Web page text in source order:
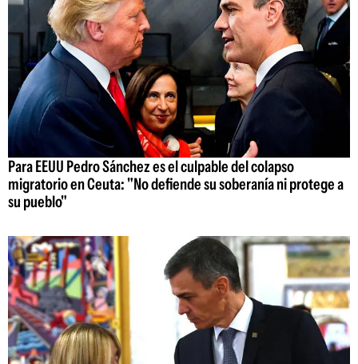
Para EEUU Pedro Sánchez es el culpable del colapso
migratorio en Ceuta: "No defiende su soberanía ni protege a
su pueblo"